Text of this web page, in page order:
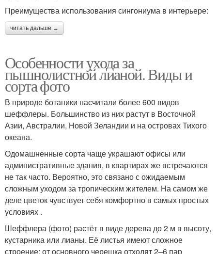
Преимущества использования сингониума в интерьере:
читать дальше →
Особенности ухода за
пышнолистной лианой. Виды и
сорта фото
В природе ботаники насчитали более 600 видов
шеффлеры. Большинство из них растут в Восточной
Азии, Австралии, Новой Зеландии и на островах Тихого
океана.
Одомашненные сорта чаще украшают офисы или
административные здания, в квартирах же встречаются
не так часто. Вероятно, это связано с ожидаемым
сложным уходом за тропическим жителем. На самом же
деле цветок чувствует себя комфортно в самых простых
условиях .
Шеффлера (фото) растёт в виде дерева до 2 м в высоту,
кустарника или лианы. Её листья имеют сложное
строение: от основного черешка отходят 2–6 пар